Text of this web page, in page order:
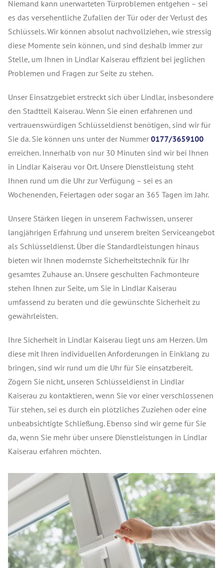
Niemand kann unerwarteten Türproblemen entgehen – sei
es das versehentliche Zufallen der Tür oder der Verlust des
Schlüssels. Wir können absolut nachvollziehen, wie stressig
diese Momente sein können, und sind deshalb immer zur
Stelle, um Ihnen in Lindlar Kaiserau effizient bei jeglichen
Problemen und Fragen zur Seite zu stehen.
Unser Einsatzgebiet erstreckt sich über Lindlar, insbesondere
den Stadtteil Kaiserau. Wenn Sie einen erfahrenen und
vertrauenswürdigen Schlüsseldienst benötigen, sind wir für
Sie da. Sie können uns unter der Nummer 0177/3659100
erreichen. Innerhalb von nur 30 Minuten sind wir bei Ihnen
in Lindlar Kaiserau vor Ort. Unsere Dienstleistung steht
Ihnen rund um die Uhr zur Verfügung – sei es an
Wochenenden, Feiertagen oder sogar an 365 Tagen im Jahr.
Unsere Stärken liegen in unserem Fachwissen, unserer
langjährigen Erfahrung und unserem breiten Serviceangebot
als Schlüsseldienst. Über die Standardleistungen hinaus
bieten wir Ihnen modernste Sicherheitstechnik für Ihr
gesamtes Zuhause an. Unsere geschulten Fachmonteure
stehen Ihnen zur Seite, um Sie in Lindlar Kaiserau
umfassend zu beraten und die gewünschte Sicherheit zu
gewährleisten.
Ihre Sicherheit in Lindlar Kaiserau liegt uns am Herzen. Um
diese mit Ihren individuellen Anforderungen in Einklang zu
bringen, sind wir rund um die Uhr für Sie einsatzbereit.
Zögern Sie nicht, unseren Schlüsseldienst in Lindlar
Kaiserau zu kontaktieren, wenn Sie vor einer verschlossenen
Tür stehen, sei es durch ein plötzliches Zuziehen oder eine
unbeabsichtigte Schließung. Ebenso sind wir gerne für Sie
da, wenn Sie mehr über unsere Dienstleistungen in Lindlar
Kaiserau erfahren möchten.